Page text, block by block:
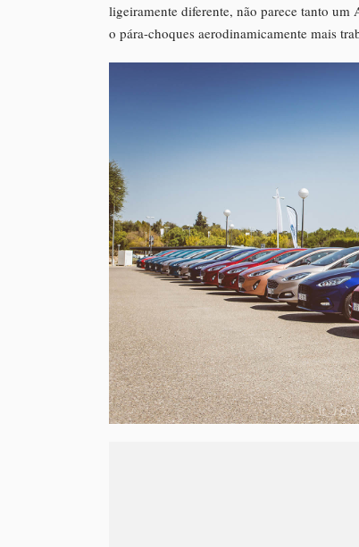
ligeiramente diferente, não parece tanto um
o pára-choques aerodinamicamente mais